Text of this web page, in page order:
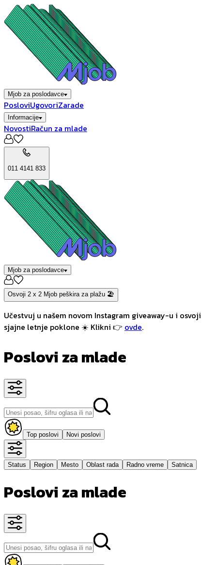
Mjob za poslodavce
PosloviUgovoriZarade
Informacije
NovostiRačun za mlade
011 4141 833
Mjob za poslodavce
Osvoji 2 x 2 Mjob peškira za plažu 🏖️
Učestvuj u našem novom Instagram giveaway-u i osvoji
sjajne letnje poklone ☀️ Klikni 👉 ovde.
Poslovi za mlade
Top poslovi Novi poslovi
Status Region Mesto Oblast rada Radno vreme Satnica
Poslovi za mlade